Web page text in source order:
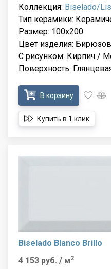
Коллекция: Biselado/
Тип керамики:
Размер: 100x200
Цвет изделия:
С рисунком: Кирпич /
Поверхность:
В корзину
Купить в 1 клик
Biselado Blanco Brillo
4 153 руб. / м2